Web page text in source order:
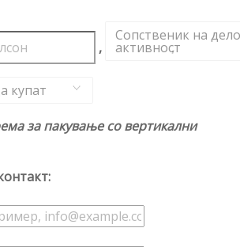
,
Сопственик на
активност
,
купат
за пакување со вертикални